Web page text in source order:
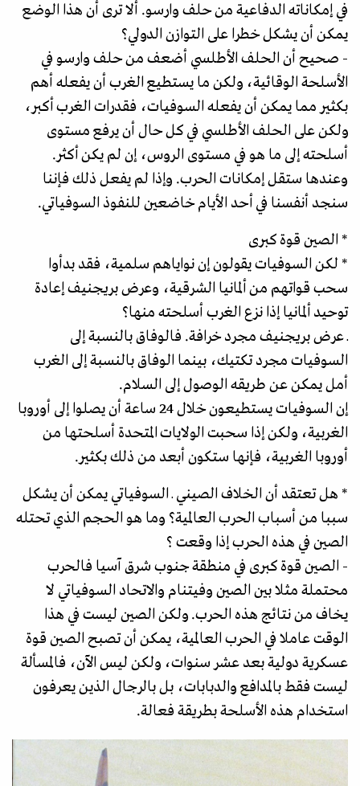
في إمكاناته الدفاعية من حلف وارسو. ألا ترى أن هذا الوضع
يمكن أن يشكل خطرا على التوازن الدولي؟
- صحيح أن الحلف الأطلسي أضعف من حلف وارسو في
الأسلحة الوقائية، ولكن ما يستطيع الغرب أن يفعله أهم
بكثير مما يمكن أن يفعله السوفيات، فقدرات الغرب أكبر،
ولكن على الحلف الأطلسي في كل حال أن يرفع مستوى
أسلحته إلى ما هو في مستوى الروس، إن لم يكن أكثر.
وعندها ستقل إمکانات الحرب. وإذا لم يفعل ذلك فإننا
سنجد أنفسنا في أحد الأيام خاضعين للنفوذ السوفياتي.
* الصين قوة كبرى
* لكن السوفيات يقولون إن نواياهم سلمية، فقد بدأوا
سحب قواتهم من ألمانيا الشرقية، وعرض بريجنيف إعادة
توحيد ألمانيا إذا نزع الغرب أسلحته منها؟
ـ عرض بريجنيف مجرد خرافة. فالوفاق بالنسبة إلى
السوفيات مجرد تكتيك، بينما الوفاق بالنسبة إلى الغرب
أمل يمكن عن طريقه الوصول إلى السلام.
إن السوفيات يستطيعون خلال 24 ساعة أن يصلوا إلى أوروبا
الغربية، ولكن إذا سحبت الولايات المتحدة أسلحتها من
أوروبا الغربية، فإنها ستكون أبعد من ذلك بكثير.
* هل تعتقد أن الخلاف الصيني ـ السوفياتي يمكن أن يشكل
سببا من أسباب الحرب العالمية؟ وما هو الحجم الذي تحتله
الصين في هذه الحرب إذا وقعت ؟
- الصين قوة كبرى في منطقة جنوب شرق آسيا فالحرب
محتملة مثلا بين الصين وفيتنام والاتحاد السوفياتي لا
يخاف من نتائج هذه الحرب. ولكن الصين ليست في هذا
الوقت عاملا في الحرب العالمية، يمكن أن تصبح الصين قوة
عسكرية دولية بعد عشر سنوات، ولكن ليس الآن، فالمسألة
ليست فقط بالمدافع والدبابات، بل بالرجال الذين يعرفون
استخدام هذه الأسلحة بطريقة فعالة.